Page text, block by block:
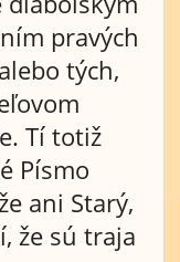
pravých
tých,
Tí totiž
Písmo
ani Starý,
že sú traja